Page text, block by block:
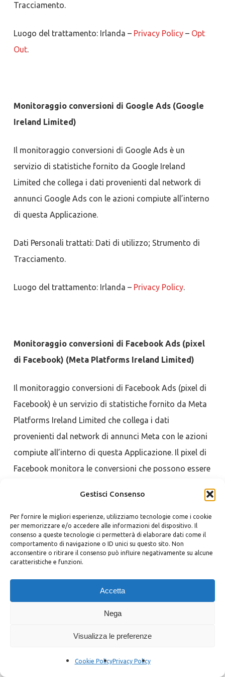
Gestisci Consenso
Per fornire le migliori esperienze, utilizziamo tecnologie come i cookie
per memorizzare e/o accedere alle informazioni del dispositivo. Il
consenso a queste tecnologie ci permetterà di elaborare dati come il
comportamento di navigazione o ID unici su questo sito. Non
acconsentire o ritirare il consenso può influire negativamente su alcune
caratteristiche e funzioni.
Accetta
Nega
Visualizza le preferenze
Cookie PolicyPrivacy Policy
Tracciamento.
Luogo del trattamento: Irlanda – Privacy Policy– Opt
Out.
Monitoraggio conversioni di Google Ads (Google
Ireland Limited)
Il monitoraggio conversioni di Google Ads è un
servizio di statistiche fornito da Google Ireland
Limited che collega i dati provenienti dal network di
annunci Google Ads con le azioni compiute all’interno
di questa Applicazione.
Dati Personali trattati: Dati di utilizzo; Strumento di
Tracciamento.
Luogo del trattamento: Irlanda – Privacy Policy.
Monitoraggio conversioni di Facebook Ads (pixel
di Facebook) (Meta Platforms Ireland Limited)
Il monitoraggio conversioni di Facebook Ads (pixel di
Facebook) è un servizio di statistiche fornito da Meta
Platforms Ireland Limited che collega i dati
provenienti dal network di annunci Meta con le azioni
compiute all’interno di questa Applicazione. Il pixel di
Facebook monitora le conversioni che possono essere
Dati Personali trattati: Dati di utilizzo; Strumento di
Tracciamento.